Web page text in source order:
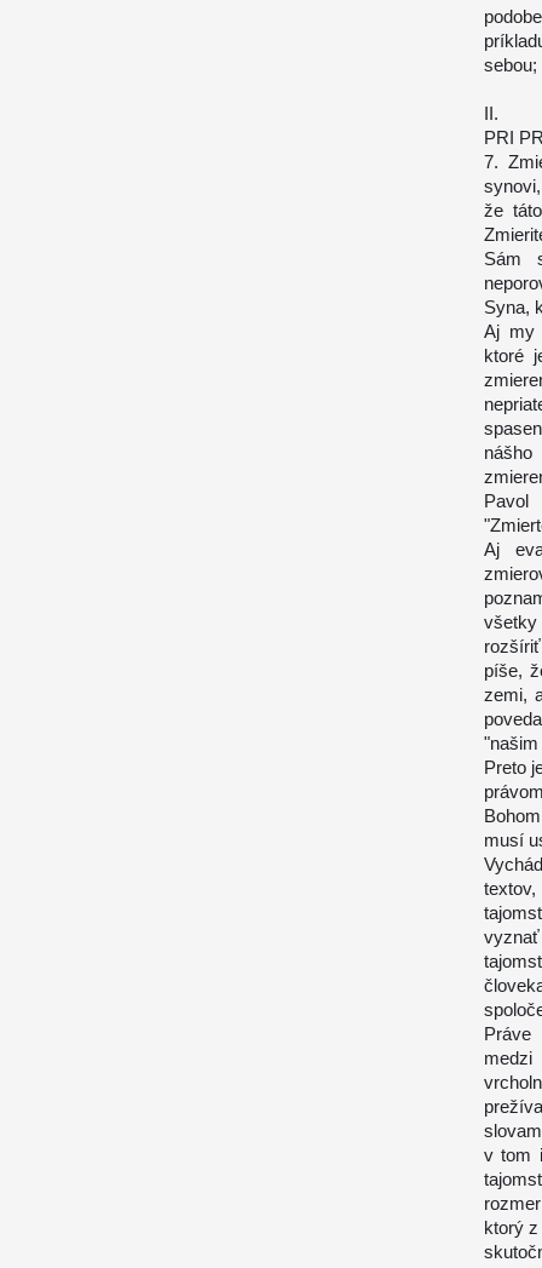
sebou;
II.
PRI
7.
že
Sám
Syna,
Aj my
ktoré
Pavol
Aj
všetky
píše,
zemi,
Preto
musí
Práve
v tom
ktorý